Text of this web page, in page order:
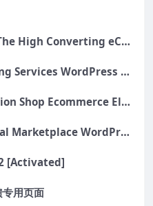
MinimogWP (v3.9.6) The High Converting eCommerce WordPress Theme
Plumbio v2.2 Plumbing Services WordPress Theme
Anarkali (v1.1.3) Fashion Shop Ecommerce Elementor Theme
Markite (v1.4.0) Digital Marketplace WordPress Theme
[Activated]
用页面